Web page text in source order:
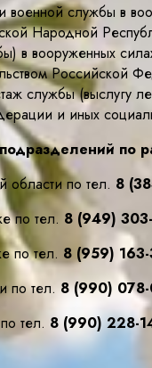
службы в
Народной
в вооруженных
службы (выслугу
и иных
по
по тел. 8
по тел. 8 (949)
по тел. 8 (959)
по тел.8 (990)
тел. 8 (990) 228-